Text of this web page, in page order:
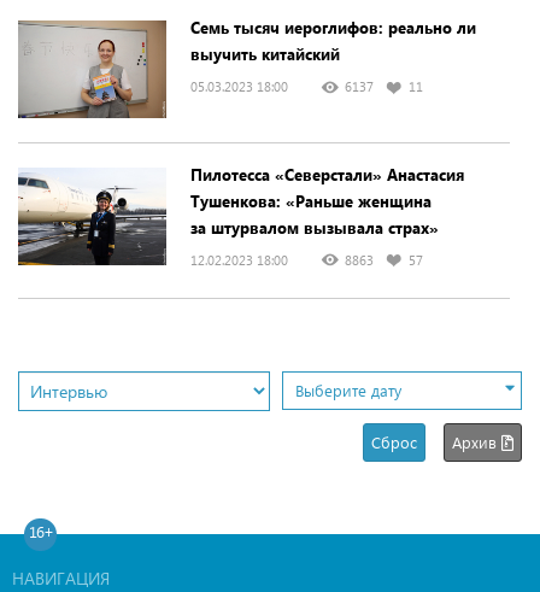
Семь тысяч иероглифов: реально ли
выучить китайский
05.03.2023 18:00 6137 11
Пилотесса «Северстали» Анастасия
Тушенкова: «Раньше женщина
за штурвалом вызывала страх»
12.02.2023 18:00 8863 57
Выберите дату
Сброс Архив
16+
НАВИГАЦИЯ